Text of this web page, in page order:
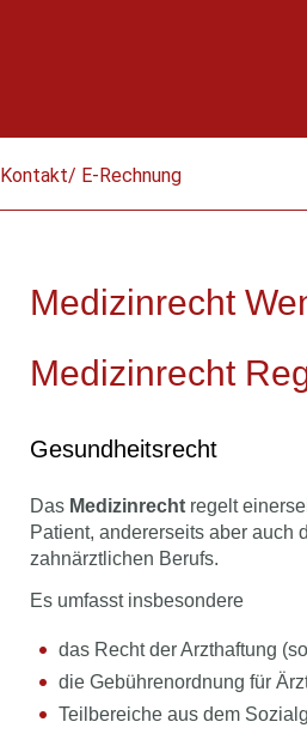
Kontakt/ E-Rechnung
Medizinrecht
Medizinrecht
Gesundheitsrecht
Das Medizinrecht regelt
Patient, andererseits aber auch
zahnärztlichen Berufs.
Es umfasst insbesondere
das Recht der Arzthaftung
die Gebührenordnung für
Teilbereiche aus dem